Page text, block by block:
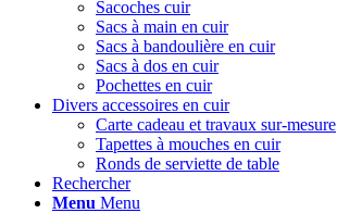
Sacoches cuir
Sacs à main en cuir
Sacs à bandoulière en cuir
Sacs à dos en cuir
Pochettes en cuir
Divers accessoires en cuir
Carte cadeau et travaux sur-mesure
Tapettes à mouches en cuir
Ronds de serviette de table
Rechercher
Menu Menu